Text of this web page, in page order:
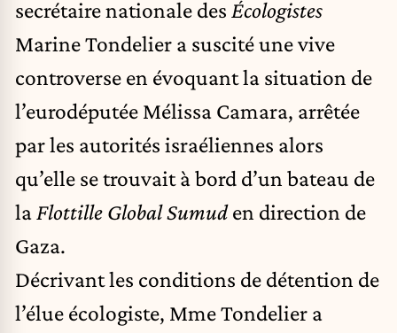
secrétaire nationale des Écologistes
Marine Tondelier a suscité une vive
controverse en évoquant la situation de
l’eurodéputée Mélissa Camara, arrêtée
par les autorités israéliennes alors
qu’elle se trouvait à bord d’un bateau de
la Flottille Global Sumuden direction de
Gaza.
Décrivant les conditions de détention de
l’élue écologiste, Mme Tondelier a